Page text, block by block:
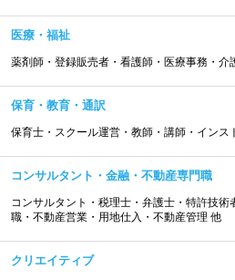
医療・福祉
薬剤師・登録販売者・看護師・医療事務・介
保育・教育・通訳
保育士・スクール運営・教師・講師・インス
コンサルタント・金融・不動産専門職
コンサルタント・税理士・弁護士・特許技術
職・不動産営業・用地仕入・不動産管理 他
クリエイティブ